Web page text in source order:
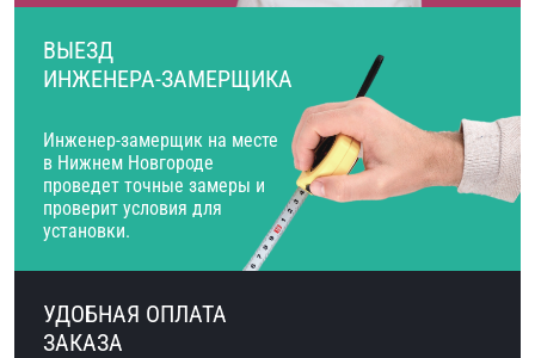
ВЫЕЗД
ИНЖЕНЕРА-ЗАМЕРЩИКА
Инженер-замерщик на месте
в Нижнем Новгороде
проведет точные замеры и
проверит условия для
установки.
УДОБНАЯ ОПЛАТА
ЗАКАЗА